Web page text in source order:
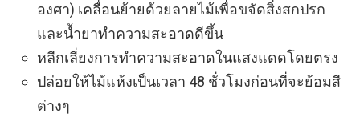
องศา) เคลื่อนย้ายด้วยลายไม้เพื่อขจัดสิ่งสกปรก
และน้ำยาทำความสะอาดดีขึ้น
หลีกเลี่ยงการทำความสะอาดในแสงแดดโดยตรง
ปล่อยให้ไม้แห้งเป็นเวลา 48 ชั่วโมงก่อนที่จะย้อมสี
ต่างๆ